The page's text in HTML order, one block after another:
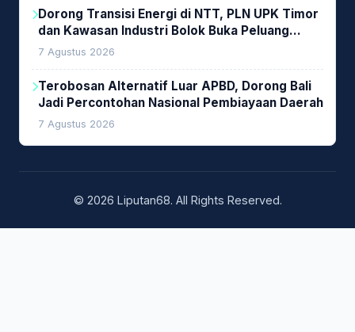
Dorong Transisi Energi di NTT, PLN UPK Timor
dan Kawasan Industri Bolok Buka Peluang
Investasi Woodchip untuk Cofiring PLTU Bolok
7 Agustus 2026
Terobosan Alternatif Luar APBD, Dorong Bali
Jadi Percontohan Nasional Pembiayaan Daerah
7 Agustus 2026
© 2026 Liputan68. All Rights Reserved.